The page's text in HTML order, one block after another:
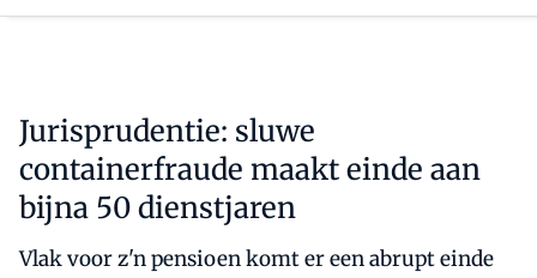
Jurisprudentie: sluwe
containerfraude maakt einde aan
bijna 50 dienstjaren
Vlak voor z'n pensioen komt er een abrupt einde